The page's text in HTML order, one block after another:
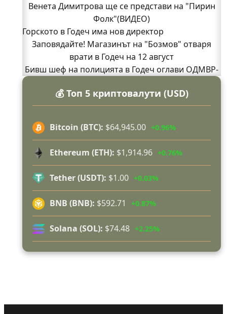
Венета Димитрова ще се представи на "Пирин
Фолк"(ВИДЕО)
Горското в Годеч има нов директор
Заповядайте! Магазинът на "Бозмов" отваря
врати в Годеч на 12 август
Бивш шеф на полицията в Годеч оглави ОДМВР-
Кой подпали гората край Шума?
Младежи от Люлин и Део сред първите
доброволци на пожара край Шума (СНИМКИ)
Началникът на пожарната в Годеч благодари
поименно на всички, които бяха рамо до рамо с
огнеборците!
150 декара гори, треви и храсти изгоряха край
Годеч, десетки доброволци се хвърлиха в
Полицията влиза в селата
Възможни са прекъсвания на тока утре в части
от община Годеч
💰 Топ 5 криптовалути (USD)
Bitcoin (BTC): $64,945.00 +0.96%
Ethereum (ETH): $1,914.96 +0.76%
Tether (USDT): $1.00 +0.03%
BNB (BNB): $592.71 +0.87%
Solana (SOL): $74.48 +2.25%